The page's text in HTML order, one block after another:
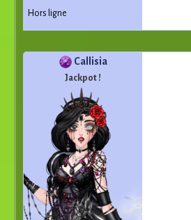
Hors ligne
Callisia
Jackpot !